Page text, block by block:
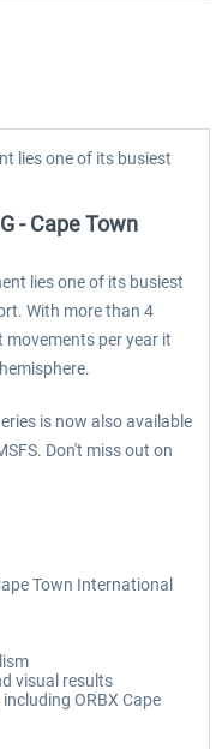
lies one of its busiest
- Cape Town
lies one of its busiest
With more than 4
per year it
is now also available
Don't miss out on
Town International
visual results
ORBX Cape